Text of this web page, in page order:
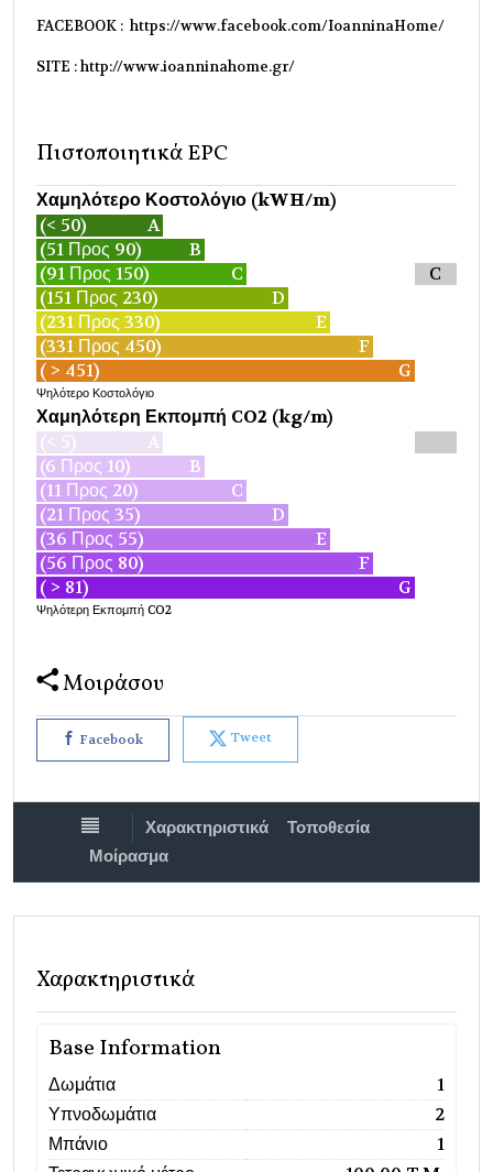
FACEBOOK : https://www.facebook.com/IoanninaHome/
SITE : http://www.ioanninahome.gr/
Πιστοποιητικά EPC
Χαμηλότερο Κοστολόγιο (kWH/m)
(< 50)
A
(51 Προς 90)
B
(91 Προς 150)
C
(151 Προς 230)
D
(231 Προς 330)
E
(331 Προς 450)
F
( > 451)
G
C
Ψηλότερο Κοστολόγιο
Χαμηλότερη Εκπομπή CO2 (kg/m)
(< 5)
A
(6 Προς 10)
B
(11 Προς 20)
C
(21 Προς 35)
D
(36 Προς 55)
E
(56 Προς 80)
F
( > 81)
G
Ψηλότερη Εκπομπή CO2
Μοιράσου
Facebook Tweet
Χαρακτηριστικά
Τοποθεσία
Μοίρασμα
Χαρακτηριστικά
Base Information
Δωμάτια
1
Υπνοδωμάτια
2
Μπάνιο
1